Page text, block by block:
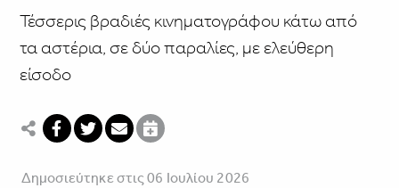
Τέσσερις βραδιές κινηματογράφου κάτω από
τα αστέρια, σε δύο παραλίες, με ελεύθερη
είσοδο
Δημοσιεύτηκε στις 06 Ιουλίου 2026